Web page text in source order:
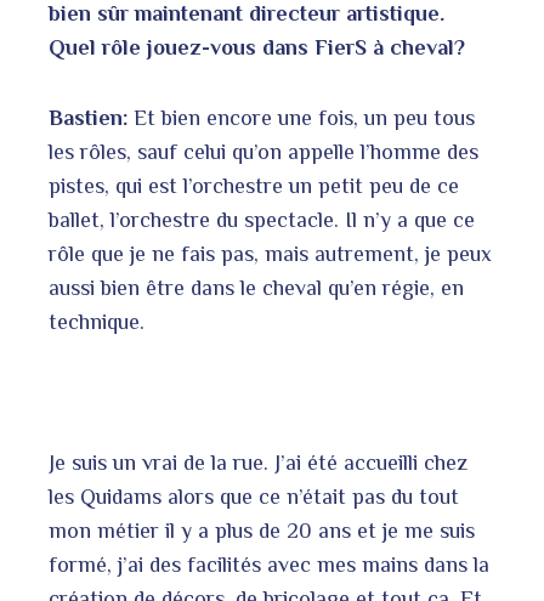
bien sûr maintenant directeur artistique.
Quel rôle jouez-vous dans FierS à cheval?
Bastien: Et bien encore une fois, un peu tous
les rôles, sauf celui qu’on appelle l’homme des
pistes, qui est l’orchestre un petit peu de ce
ballet, l’orchestre du spectacle. Il n’y a que ce
rôle que je ne fais pas, mais autrement, je peux
aussi bien être dans le cheval qu’en régie, en
technique.
Je suis un vrai de la rue. J’ai été accueilli chez
les Quidams alors que ce n’était pas du tout
mon métier il y a plus de 20 ans et je me suis
formé, j’ai des facilités avec mes mains dans la